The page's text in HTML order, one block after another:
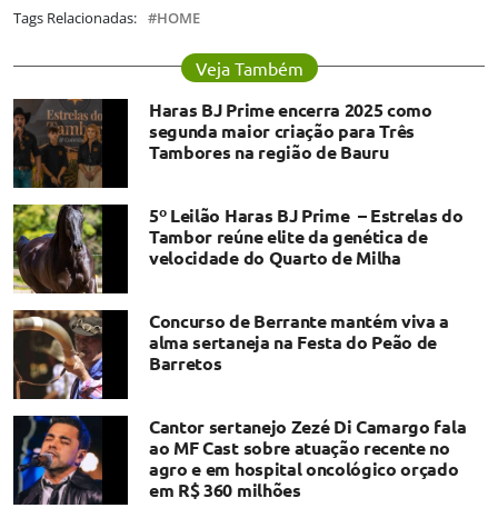
Tags Relacionadas: HOME
Veja Também
Haras BJ Prime encerra 2025 como
segunda maior criação para Três
Tambores na região de Bauru
5º Leilão Haras BJ Prime – Estrelas do
Tambor reúne elite da genética de
velocidade do Quarto de Milha
Concurso de Berrante mantém viva a
alma sertaneja na Festa do Peão de
Barretos
Cantor sertanejo Zezé Di Camargo fala
ao MF Cast sobre atuação recente no
agro e em hospital oncológico orçado
em R$ 360 milhões